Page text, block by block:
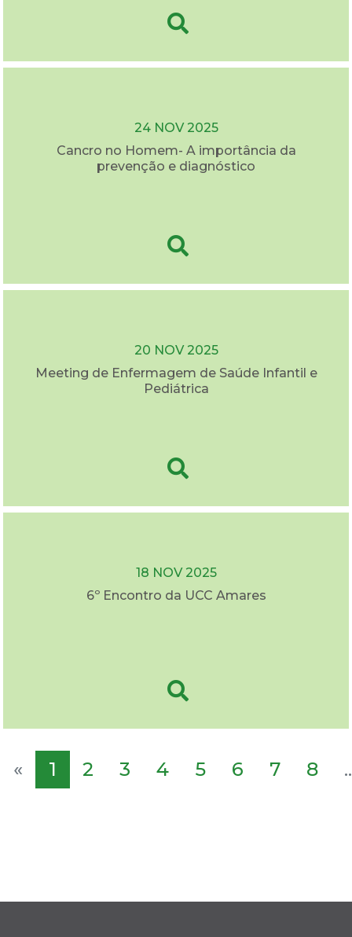
24 NOV 2025
Cancro no Homem- A importância da
prevenção e diagnóstico
20 NOV 2025
Meeting de Enfermagem de Saúde Infantil e
Pediátrica
18 NOV 2025
6º Encontro da UCC Amares
« 1 2 3 4 5 6 7 8